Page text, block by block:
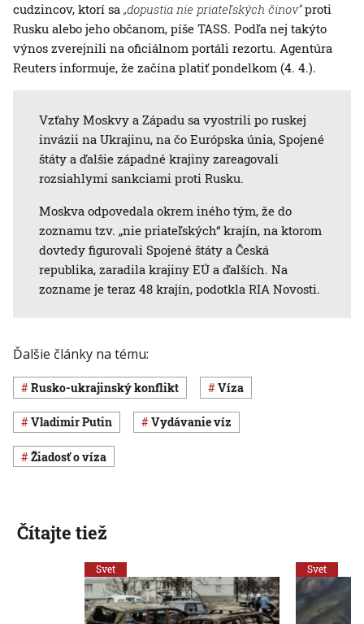
cudzincov, ktorí sa „dopustia nie priateľských činov“proti
Rusku alebo jeho občanom, píše TASS. Podľa nej takýto
výnos zverejnili na oficiálnom portáli rezortu. Agentúra
Reuters informuje, že začína platiť pondelkom (4. 4.).
Vzťahy Moskvy a Západu sa vyostrili po ruskej
invázii na Ukrajinu, na čo Európska únia, Spojené
štáty a ďalšie západné krajiny zareagovali
rozsiahlymi sankciami proti Rusku.
Moskva odpovedala okrem iného tým, že do
zoznamu tzv. „nie priateľských“ krajín, na ktorom
dovtedy figurovali Spojené štáty a Česká
republika, zaradila krajiny EÚ a ďalších. Na
zozname je teraz 48 krajín, podotkla RIA Novosti.
Ďalšie články na tému:
rusko-ukrajinský konflikt víza
Vladimir Putin vydávanie víz
žiadosť o víza
Čítajte tiež
Svet Svet